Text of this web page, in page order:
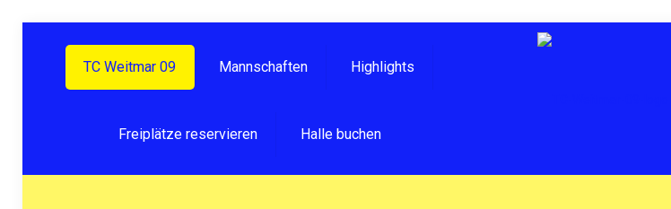
TC Weitmar 09 Mannschaften Highlights
Freiplätze reservieren Halle buchen